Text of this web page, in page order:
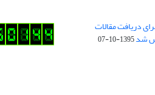
دریافت مقالات
شد1395-10-07